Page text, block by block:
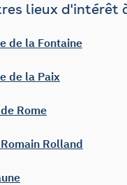
lieux d'intérêt
de la Fontaine
de la Paix
Rome
Rolland